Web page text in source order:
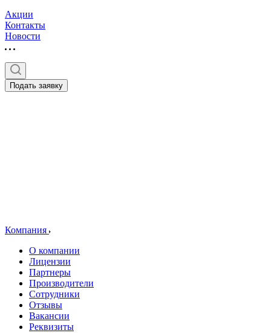
Акции
Контакты
Новости
Подать заявку
Компания
О компании
Лицензии
Партнеры
Производители
Сотрудники
Отзывы
Вакансии
Реквизиты